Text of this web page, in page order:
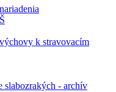
k stravovacím
slabozrakých - archív